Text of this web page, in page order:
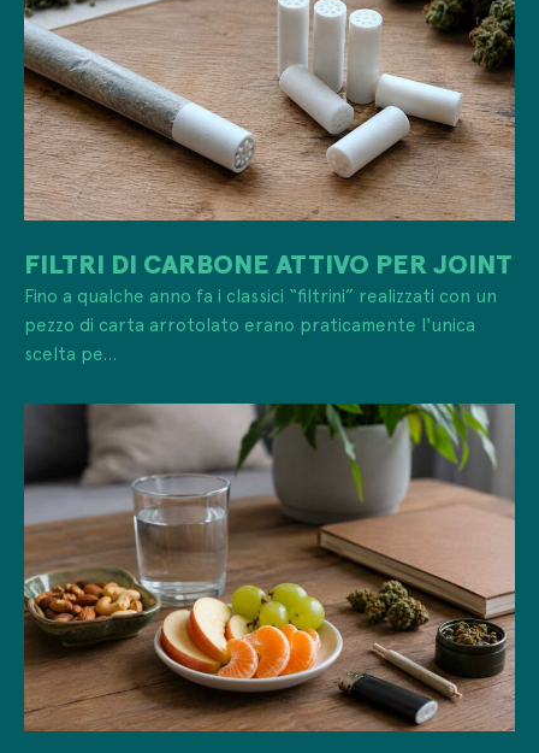
FILTRI DI CARBONE ATTIVO PER JOINT
Fino a qualche anno fa i classici “filtrini” realizzati con un
pezzo di carta arrotolato erano praticamente l'unica
scelta pe...